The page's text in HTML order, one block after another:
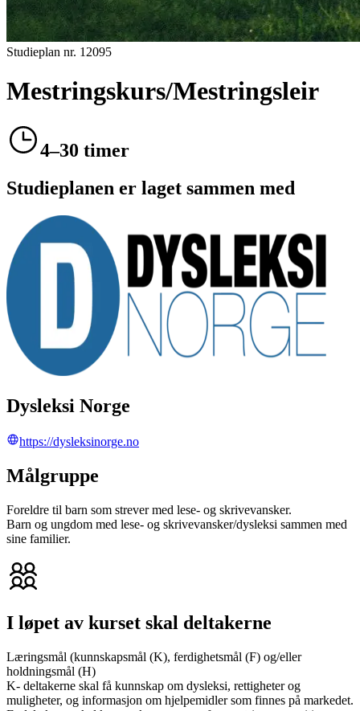
Studieplan nr. 12095
Mestringskurs/Mestringsleir
4–30 timer
Studieplanen er laget sammen med
Dysleksi Norge
https://dysleksinorge.no
Målgruppe
Foreldre til barn som strever med lese- og skrivevansker.
Barn og ungdom med lese- og skrivevansker/dysleksi sammen med
sine familier.
I løpet av kurset skal deltakerne
Læringsmål (kunnskapsmål (K), ferdighetsmål (F) og/eller
holdningsmål (H)
K- deltakerne skal få kunnskap om dysleksi, rettigheter og
muligheter, og informasjon om hjelpemidler som finnes på markedet.